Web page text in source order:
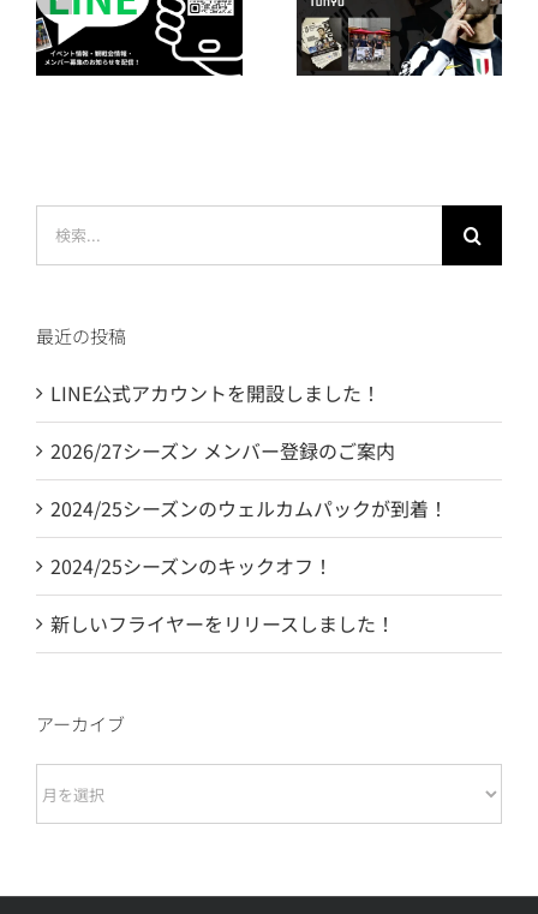
ン メンバー登録
のご案内
ンのウェルカム
パックが到着！
最近の投稿
LINE公式アカウントを開設しました！
2026/27シーズン メンバー登録のご案内
2024/25シーズンのウェルカムパックが到着！
2024/25シーズンのキックオフ！
新しいフライヤーをリリースしました！
アーカイブ
ー